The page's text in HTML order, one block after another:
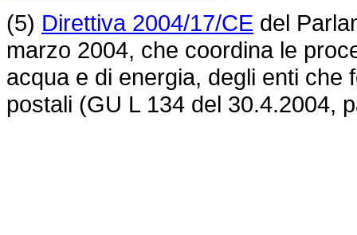
(5) Direttiva 2004/17/CE del
marzo 2004, che coordina le
acqua e di energia, degli enti
postali (GU L 134 del 30.4.2004,